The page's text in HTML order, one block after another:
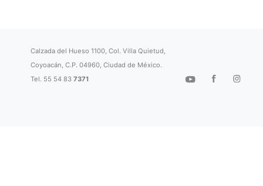
Calzada del Hueso 1100, Col. Villa Quietud,
Coyoacán, C.P. 04960, Ciudad de México.
Tel. 55 54 837371